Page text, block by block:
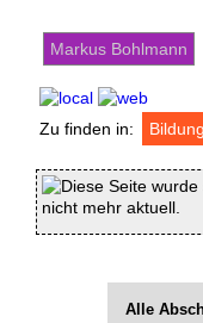
Markus Bohlmann
Zu finden in:
Diese Seite
nicht mehr aktuell.
Alle